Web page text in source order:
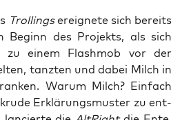
Trol­lingsereig­ne­te sich bereits
Beginn des Pro­jekts, als sich
zu einem Flash­mob vor der
tanz­ten und dabei Milch in
War­um Milch? Ein­fach
kru­de Erklä­rungs­mus­ter zu ent­